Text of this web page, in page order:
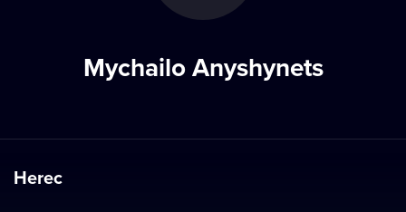
Mychailo Anyshynets
Herec